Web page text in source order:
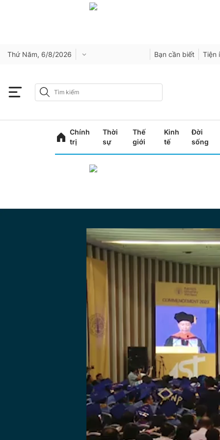
Thứ Năm, 6/8/2026 Bạn cần biết Tiện
Chính
trị
Thời
sự
Thế
giới
Kinh
tế
Đời
sống